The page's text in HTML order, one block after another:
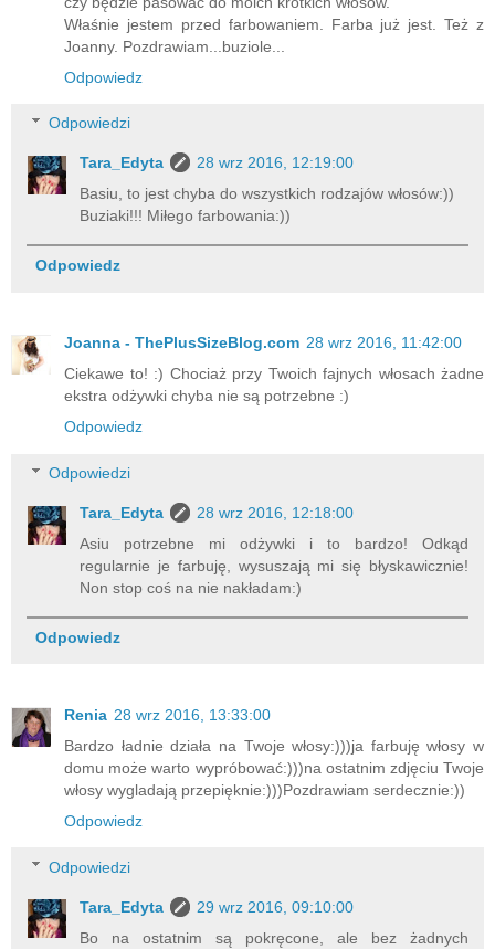
Właśnie jestem przed farbowaniem. Farba już jest. Też z
Joanny. Pozdrawiam...buziole...
Odpowiedz
Odpowiedzi
Tara_Edyta
28 wrz 2016, 12:19:00
Basiu, to jest chyba do wszystkich rodzajów włosów:))
Buziaki!!! Miłego farbowania:))
Odpowiedz
Joanna - ThePlusSizeBlog.com 28 wrz 2016, 11:42:00
Ciekawe to! :) Chociaż przy Twoich fajnych włosach żadne
ekstra odżywki chyba nie są potrzebne :)
Odpowiedz
Odpowiedzi
Tara_Edyta
28 wrz 2016, 12:18:00
Asiu potrzebne mi odżywki i to bardzo! Odkąd
regularnie je farbuję, wysuszają mi się błyskawicznie!
Non stop coś na nie nakładam:)
Odpowiedz
Renia 28 wrz 2016, 13:33:00
Bardzo ładnie działa na Twoje włosy:)))ja farbuję włosy w
domu może warto wypróbować:)))na ostatnim zdjęciu Twoje
włosy wygladają przepięknie:)))Pozdrawiam serdecznie:))
Odpowiedz
Odpowiedzi
Tara_Edyta
29 wrz 2016, 09:10:00
Bo na ostatnim są pokręcone, ale bez żadnych